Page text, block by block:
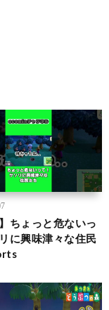
ちょっと危ないっ
に興味津々な住民